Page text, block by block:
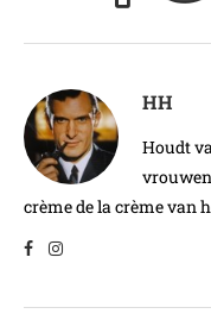
HH
Houdt
crème de la crème van